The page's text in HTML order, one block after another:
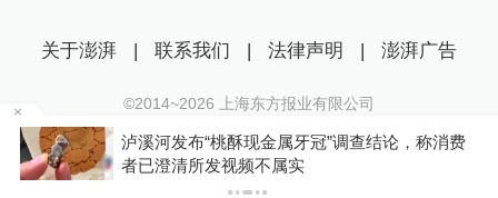
泸溪河发布“桃酥现金属牙冠”调查结论，称消费
者已澄清所发视频不属实
关于澎湃 | 联系我们 | 法律声明 | 澎湃广告
©2014~2026 上海东方报业有限公司
沪ICP证：沪B2-20170116 | 沪ICP备14003370号
互联网新闻信息服务许可证：31120170006
沪公网安备 31010602000299号